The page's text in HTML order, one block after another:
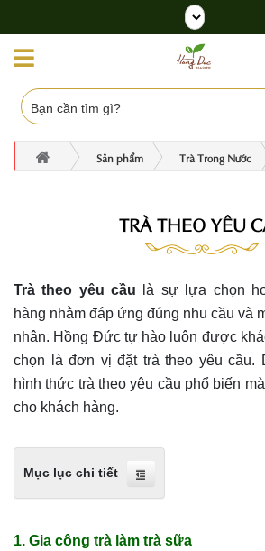
Sản phẩm Trà Trong Nước
TRÀ THEO YÊU
Trà theo yêu cầu là sự lựa chọn
hàng nhằm đáp ứng đúng nhu cầu và
nhân. Hồng Đức tự hào luôn được
chọn là đơn vị đặt trà theo yêu cầu.
hình thức trà theo yêu cầu phổ biến
cho khách hàng.
Mục lục chi tiết
1. Gia công trà làm trà sữa